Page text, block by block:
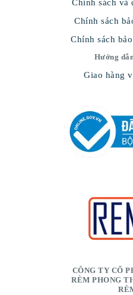
Chính sách và
Chính sách
Chính sách
Hướng
Giao hàng
CÔNG TY CỔ
RÈM PHONG